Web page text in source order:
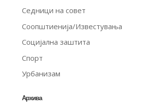
Седници на совет
Соопштиенија/Известувања
Социјална заштита
Спорт
Урбанизам
Архива